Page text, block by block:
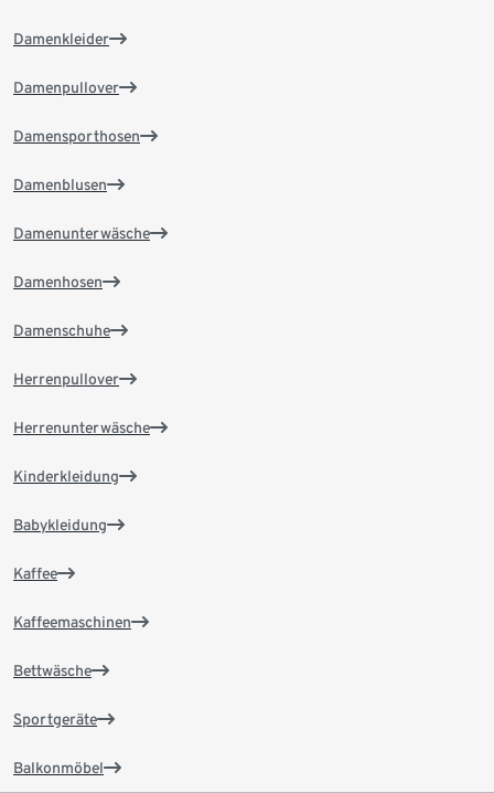
Damenkleider
Damenpullover
Damensporthosen
Damenblusen
Damenunterwäsche
Damenhosen
Damenschuhe
Herrenpullover
Herrenunterwäsche
Kinderkleidung
Babykleidung
Kaffee
Kaffeemaschinen
Bettwäsche
Sportgeräte
Balkonmöbel